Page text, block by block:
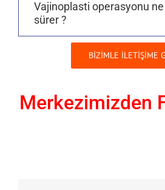
Vajinoplasti operasyonu
sürer ?
BİZİMLE İLETİŞİME
Merkezimizden